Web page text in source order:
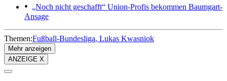
„Noch nicht geschafft“ Union-Profis bekommen Baumgart-
Ansage
Themen:Fußball-Bundesliga Lukas Kwasniok
Mehr anzeigen
ANZEIGE X